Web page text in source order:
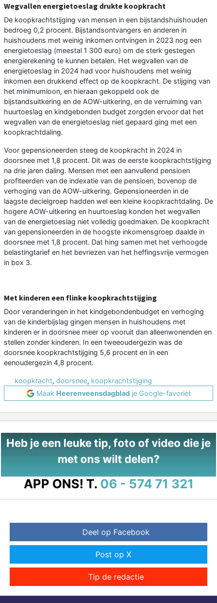
Wegvallen energietoeslag drukte koopkracht
De koopkrachtstijging van mensen in een bijstandshuishouden
bedroeg 0,2 procent. Bijstandsontvangers en anderen in
huishoudens met weinig inkomen ontvingen in 2023 nog een
energietoeslag (meestal 1 300 euro) om de sterk gestegen
energierekening te kunnen betalen. Het wegvallen van de
energietoeslag in 2024 had voor huishoudens met weinig
inkomen een drukkend effect op de koopkracht. De stijging van
het minimumloon, en hieraan gekoppeld ook de
bijstandsuitkering en de AOW-uitkering, en de verruiming van
huurtoeslag en kindgebonden budget zorgden ervoor dat het
wegvallen van de energietoeslag niet gepaard ging met een
koopkrachtdaling.
Voor gepensioneerden steeg de koopkracht in 2024 in
doorsnee met 1,8 procent. Dit was de eerste koopkrachtstijging
na drie jaren daling. Mensen met een aanvullend pensioen
profiteerden van de indexatie van de pensioen, bovenop de
verhoging van de AOW-uitkering. Gepensioneerden in de
laagste decielgroep hadden wel een kleine koopkrachtdaling. De
hogere AOW-uitkering en huurtoeslag konden het wegvallen
van de energietoeslag niet volledig goedmaken. De koopkracht
van gepensioneerden in de hoogste inkomensgroep daalde in
doorsnee met 1,8 procent. Dat hing samen met het verhoogde
belastingtarief en het bevriezen van het heffingsvrije vermogen
in box 3.
Met kinderen een flinke koopkrachtstijging
Door veranderingen in het kindgebondenbudget en verhoging
van de kinderbijslag gingen mensen in huishoudens met
kinderen er in doorsnee meer op vooruit dan alleenwonenden en
stellen zonder kinderen. In een tweeoudergezin was de
doorsnee koopkrachtstijging 5,6 procent en in een
eenoudergezin 4,8 procent.
koopkracht, doorsnee, koopkrachtstijging
Maak Heerenveensdagbladje Google-favoriet
Heb je een leuke tip, foto of video die je
met ons wilt delen?
APP ONS! T. 06 - 574 71 321
Deel op Facebook
Post op X
Tip de redactie